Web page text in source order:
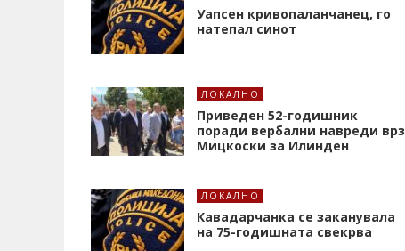
Уапсен кривопаланчанец, го
натепал синот
ЛОКАЛНО
Приведен 52-годишник
поради вербални навреди врз
Мицкоски за Илинден
ЛОКАЛНО
Кавадарчанка се заканувала
на 75-годишната свекрва